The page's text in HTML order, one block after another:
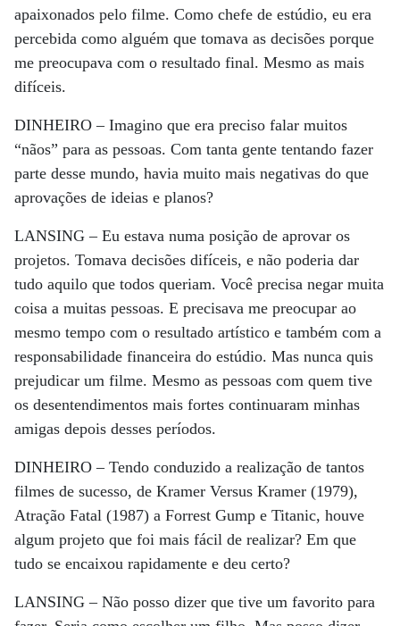
apaixonados pelo filme. Como chefe de estúdio, eu era
percebida como alguém que tomava as decisões porque
me preocupava com o resultado final. Mesmo as mais
difíceis.
DINHEIRO –Imagino que era preciso falar muitos
“nãos” para as pessoas. Com tanta gente tentando fazer
parte desse mundo, havia muito mais negativas do que
aprovações de ideias e planos?
LANSING –Eu estava numa posição de aprovar os
projetos. Tomava decisões difíceis, e não poderia dar
tudo aquilo que todos queriam. Você precisa negar muita
coisa a muitas pessoas. E precisava me preocupar ao
mesmo tempo com o resultado artístico e também com a
responsabilidade financeira do estúdio. Mas nunca quis
prejudicar um filme. Mesmo as pessoas com quem tive
os desentendimentos mais fortes continuaram minhas
amigas depois desses períodos.
DINHEIRO –Tendo conduzido a realização de tantos
filmes de sucesso, de Kramer Versus Kramer (1979),
Atração Fatal (1987) a Forrest Gump e Titanic, houve
algum projeto que foi mais fácil de realizar? Em que
tudo se encaixou rapidamente e deu certo?
LANSING –Não posso dizer que tive um favorito para